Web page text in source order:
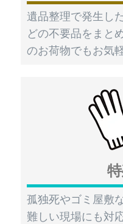
遺品整理で発生し
どの不要品をまと
のお荷物でもお気
孤独死やゴミ屋敷
難しい現場にも対